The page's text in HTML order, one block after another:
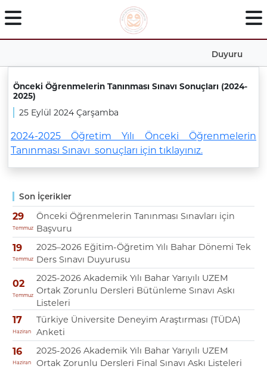
Duyuru
Son İçerikler
29
Temmuz
Önceki Öğrenmelerin Tanınması Sınavları için
Başvuru
19
Temmuz
2025–2026 Eğitim-Öğretim Yılı Bahar Dönemi Tek
Ders Sınavı Duyurusu
02
Temmuz
2025-2026 Akademik Yılı Bahar Yarıyılı UZEM
Ortak Zorunlu Dersleri Bütünleme Sınavı Askı
Listeleri
17
Haziran
Türkiye Üniversite Deneyim Araştırması (TÜDA)
Anketi
16
Haziran
2025-2026 Akademik Yılı Bahar Yarıyılı UZEM
Ortak Zorunlu Dersleri Final Sınavı Askı Listeleri
Önceki Öğrenmelerin Tanınması Sınavı Sonuçları (2024-
2025)
25 Eylül 2024 Çarşamba
2024-2025 Öğretim Yılı Önceki Öğrenmelerin
Tanınması Sınavı sonuçları için tıklayınız.